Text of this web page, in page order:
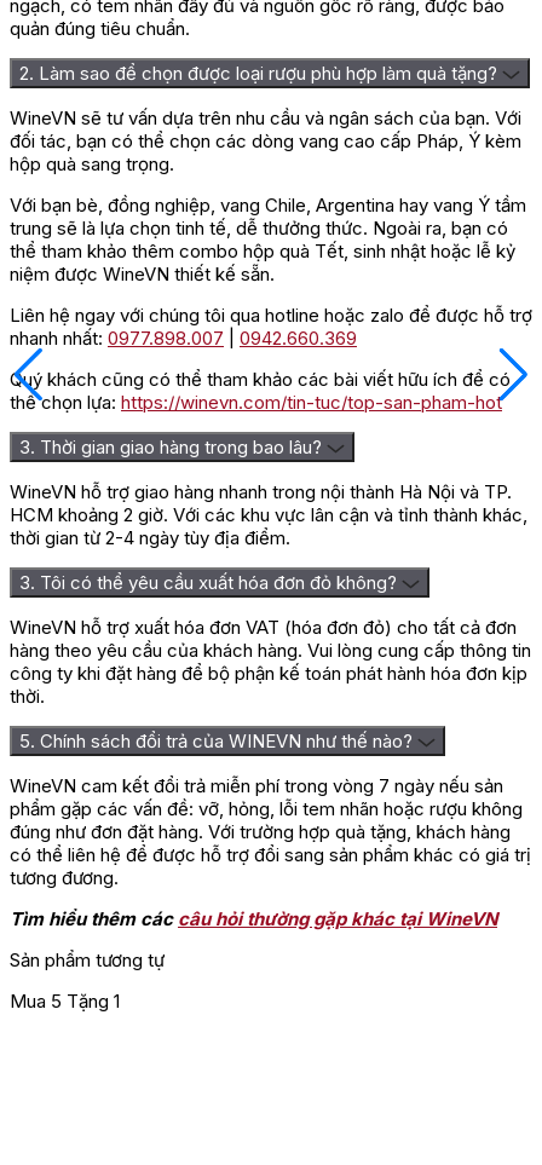
ngạch, có tem nhãn đầy đủ và nguồn gốc rõ ràng, được bảo
quản đúng tiêu chuẩn.
2. Làm sao để chọn được loại rượu phù hợp làm quà tặng?
WineVN sẽ tư vấn dựa trên nhu cầu và ngân sách của bạn. Với
đối tác, bạn có thể chọn các dòng vang cao cấp Pháp, Ý kèm
hộp quà sang trọng.
Với bạn bè, đồng nghiệp, vang Chile, Argentina hay vang Ý tầm
trung sẽ là lựa chọn tinh tế, dễ thưởng thức. Ngoài ra, bạn có
thể tham khảo thêm combo hộp quà Tết, sinh nhật hoặc lễ kỷ
niệm được WineVN thiết kế sẵn.
Liên hệ ngay với chúng tôi qua hotline hoặc zalo để được hỗ trợ
nhanh nhất: 0977.898.007
0942.660.369
Quý khách cũng có thể tham khảo các bài viết hữu ích để có
thể chọn lựa: https://winevn.com/tin-tuc/top-san-pham-hot
3. Thời gian giao hàng trong bao lâu?
WineVN hỗ trợ giao hàng nhanh trong nội thành Hà Nội và TP.
HCM khoảng 2 giờ. Với các khu vực lân cận và tỉnh thành khác,
thời gian từ 2-4 ngày tùy địa điểm.
3. Tôi có thể yêu cầu xuất hóa đơn đỏ không?
WineVN hỗ trợ xuất hóa đơn VAT (hóa đơn đỏ) cho tất cả đơn
hàng theo yêu cầu của khách hàng. Vui lòng cung cấp thông tin
công ty khi đặt hàng để bộ phận kế toán phát hành hóa đơn kịp
thời.
5. Chính sách đổi trả của WINEVN như thế nào?
WineVN cam kết đổi trả miễn phí trong vòng 7 ngày nếu sản
phẩm gặp các vấn đề: vỡ, hỏng, lỗi tem nhãn hoặc rượu không
đúng như đơn đặt hàng. Với trường hợp quà tặng, khách hàng
có thể liên hệ để được hỗ trợ đổi sang sản phẩm khác có giá trị
tương đương.
Tìm hiểu thêm các câu hỏi thường gặp khác tại WineVN
Sản phẩm tương tự
Mua 5 Tặng 1